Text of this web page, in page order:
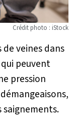
Crédit photo : iStock
veines dans
peuvent
pression